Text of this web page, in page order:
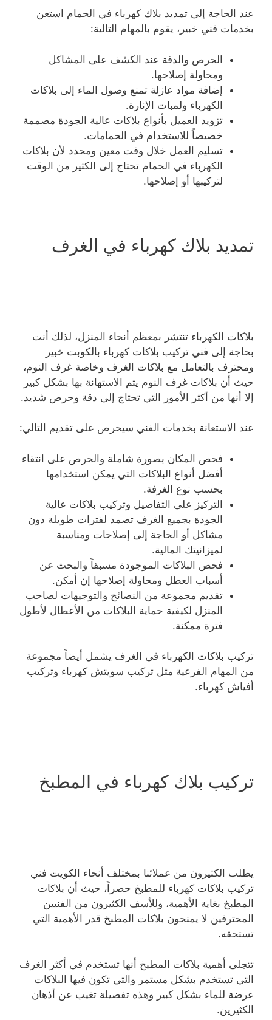
عند الحاجة إلى تمديد بلاك كهرباء في الحمام استعن
بخدمات فني خبير، يقوم بالمهام التالية:
الحرص والدقة عند الكشف على المشاكل
ومحاولة إصلاحها.
إضافة مواد عازلة تمنع وصول الماء إلى بلاكات
الكهرباء ولمبات الإنارة.
تزويد العميل بأنواع بلاكات عالية الجودة مصممة
خصيصاً للاستخدام في الحمامات.
تسليم العمل خلال وقت معين ومحدد لأن بلاكات
الكهرباء في الحمام تحتاج إلى الكثير من الوقت
لتركيبها أو إصلاحها.
تمديد بلاك كهرباء في الغرف
بلاكات الكهرباء تنتشر بمعظم أنحاء المنزل، لذلك أنت
بحاجة إلى فني تركيب بلاكات كهرباء بالكوبت خبير
ومحترف بالتعامل مع بلاكات الغرف وخاصة غرف النوم،
حيث أن بلاكات غرف النوم يتم الاستهانة بها بشكل كبير
إلا أنها من أكثر الأمور التي تحتاج إلى دقة وحرص شديد.
عند الاستعانة بخدمات الفني سيحرص على تقديم التالي:
فحص المكان بصورة شاملة والحرص على انتقاء
أفضل أنواع البلاكات التي يمكن استخدامها
بحسب نوع الغرفة.
التركيز على التفاصيل وتركيب بلاكات عالية
الجودة بجميع الغرف تصمد لفترات طويلة دون
مشاكل أو الحاجة إلى إصلاحات ومناسبة
لميزانيتك المالية.
فحص البلاكات الموجودة مسبقاً والبحث عن
أسباب العطل ومحاولة إصلاحها إن أمكن.
تقديم مجموعة من النصائح والتوجيهات لصاحب
المنزل لكيفية حماية البلاكات من الأعطال لأطول
فترة ممكنة.
تركيب بلاكات الكهرباء في الغرف يشمل أيضاً مجموعة
من المهام الفرعية مثل تركيب سويتش كهرباء وتركيب
أفياش كهرباء.
تركيب بلاك كهرباء في المطبخ
يطلب الكثيرون من عملائنا بمختلف أنحاء الكويت فني
تركيب بلاكات كهرباء للمطبخ حصراً، حيث أن بلاكات
المطبخ بغاية الأهمية، وللأسف الكثيرون من الفنيين
المحترفين لا يمنحون بلاكات المطبخ قدر الأهمية التي
تستحقه.
تتجلى أهمية بلاكات المطبخ أنها تستخدم في أكثر الغرف
التي تستخدم بشكل مستمر والتي تكون فيها البلاكات
عرضة للماء بشكل كبير وهذه تفصيلة تغيب عن أذهان
الكثيرين.